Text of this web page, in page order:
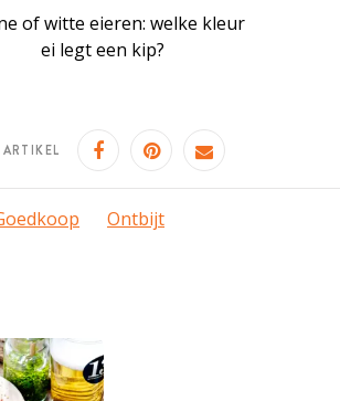
of witte eieren: welke kleur
ei legt een kip?
Ontbijt